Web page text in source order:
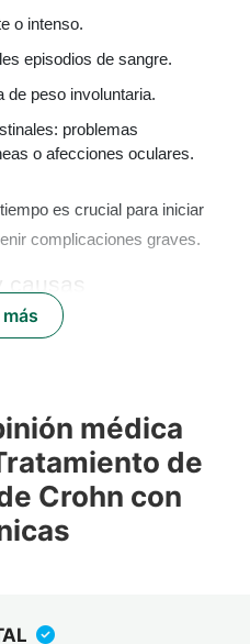
o intenso.
episodios de sangre.
de peso involuntaria.
problemas
o afecciones oculares.
es crucial para iniciar
complicaciones graves.
causas
se conoce completamente,
familiares.
inmunitaria.
de vida.
Turquie Santé
en Crohn en Turquía
médica
de
Crohn con